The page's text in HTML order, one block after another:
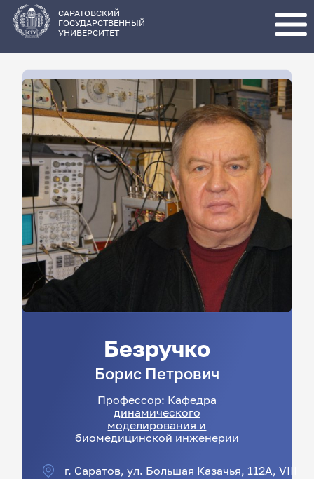
основному
содержанию
САРАТОВСКИЙ
ГОСУДАРСТВЕННЫЙ
УНИВЕРСИТЕТ
Безручко
Борис Петрович
Профессор: Кафедра
динамического
моделирования и
биомедицинской инженерии
г. Саратов, ул. Большая Казачья, 112А, VIII